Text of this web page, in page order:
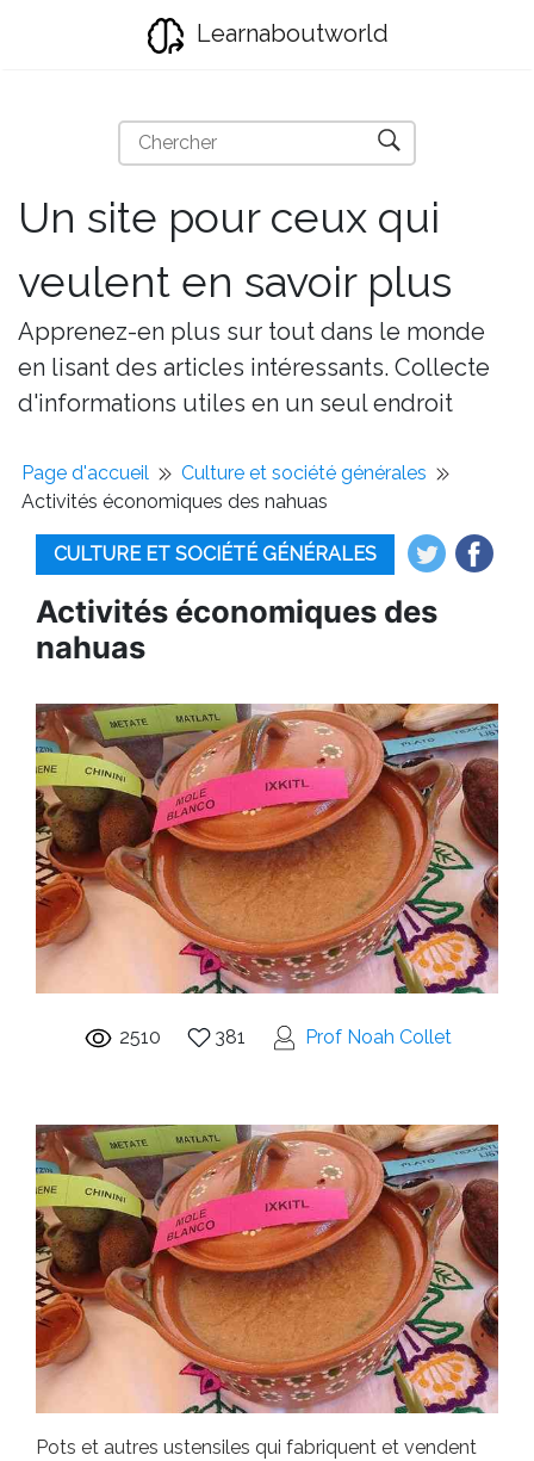
Learnaboutworld
Un site pour ceux qui
veulent en savoir plus
Apprenez-en plus sur tout dans le monde
en lisant des articles intéressants. Collecte
d'informations utiles en un seul endroit
Page d'accueil
Culture et société générales
Activités économiques des nahuas
CULTURE ET SOCIÉTÉ GÉNÉRALES
Activités économiques des
nahuas
2510 381 Prof Noah Collet
Pots et autres ustensiles qui fabriquent et vendent